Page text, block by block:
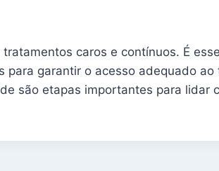
caros e contínuos. É
garantir o acesso adequado
são etapas importantes para lidar